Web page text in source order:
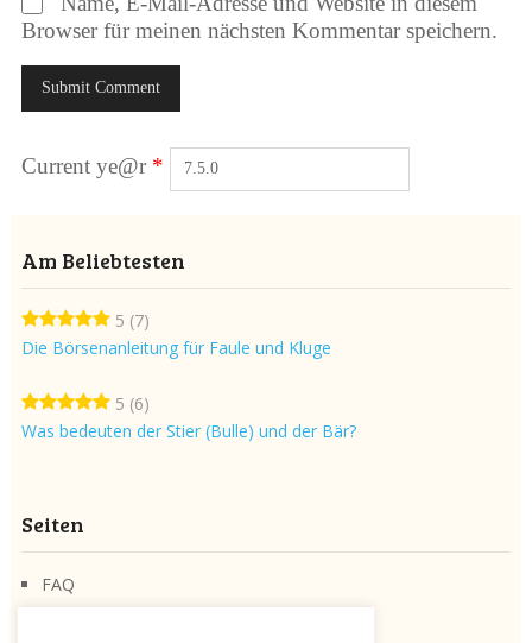
Browser für meinen nächsten Kommentar speichern.
Current ye@r *
Am Beliebtesten
5 (7)
Die Börsenanleitung für Faule und Kluge
5 (6)
Was bedeuten der Stier (Bulle) und der Bär?
Seiten
FAQ